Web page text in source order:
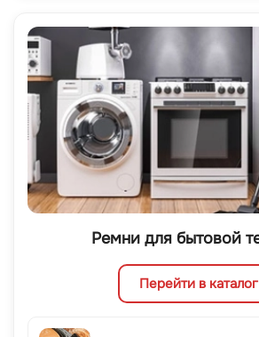
Ремни для бытовой
Перейти в каталог